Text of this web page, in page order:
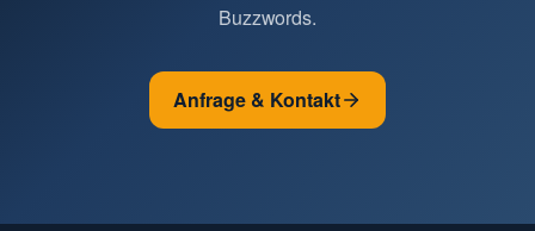
Buzzwords.
Anfrage & Kontakt